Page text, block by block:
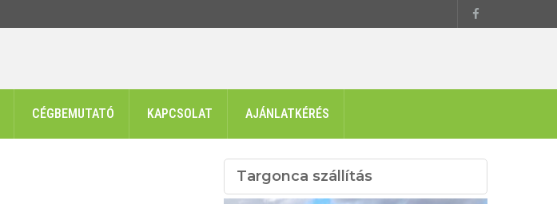
CÉGBEMUTATÓ KAPCSOLAT AJÁNLATKÉRÉS
Targonca szállítás